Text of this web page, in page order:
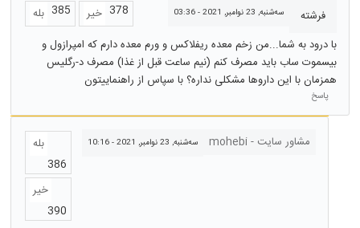
فرشته سه‌شنبه, 23 نوامبر, 2021 - 03:36 بله 385 خیر 378
با درود به شما...من زخم معده ریفلاکس و ورم معده دارم که امپرازول و
بیسموت ساب باید مصرف کنم (نیم ساعت قبل از غذا) مصرف د-رگلیس
همزمان با این داروها مشکلی نداره؟ با سپاس از راهنماییتون
پاسخ
مشاور سایت - mohebi سه‌شنبه, 23 نوامبر, 2021 - 10:16
بله
386
خیر
390